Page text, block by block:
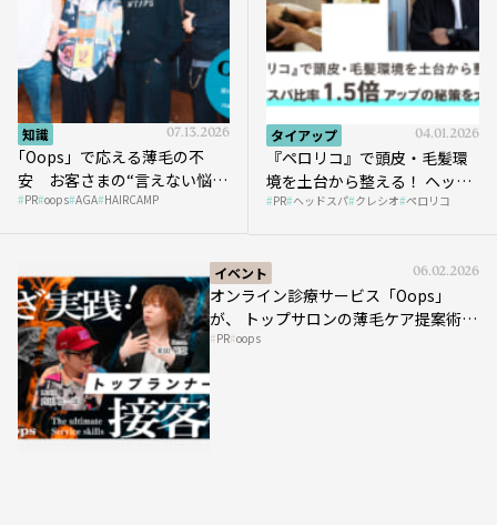
知識 07.13.2026
｢Oops」で応える薄毛の不
安 お客さまの“言えない悩
み”にどう向き合う？ ＃01
PR oops AGA HAIRCAMP
タイアップ 04.01.2026
『ペロリコ』で頭皮・毛髪環
境を土台から整える！ ヘッド
スパ比率1.5倍アップの秘策を
PR ヘッドスパ クレシオ ペロリコ
イベント 06.02.2026
オンライン診療サービス「Oops」
が、 トップサロンの薄毛ケア提案術を
HAIRCAMPで公開！
PR oops